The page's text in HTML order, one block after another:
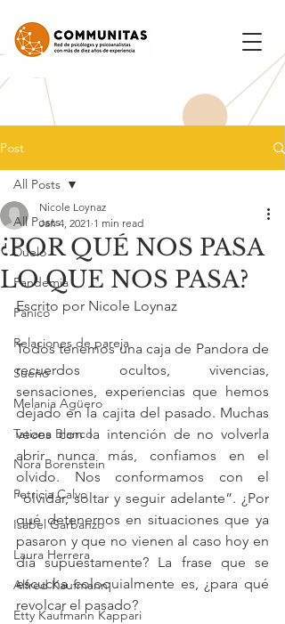
Post
All Posts
Duelo
Pandemia
Pánico
Relaciones de pareja
Sueño
Melania Agüero
Tatiana Blanco
Nora Borenstein
Patricia Calvo
Isabel Garbanzo
Laura Herrera
Alfred Kaufmann
Etty Kaufmann Kappari
All Posts
¿POR QUÉ NOS PASA
LO QUE NOS PASA?
Nicole Loynaz
Jan 4, 2021 1 min read
Escrito por Nicole Loynaz
Todos tenemos una caja de Pandora de
recuerdos ocultos, vivencias,
sensaciones, experiencias que hemos
dejado en la cajita del pasado. Muchas
veces con la intención de no volverla
abrir nunca más, confiamos en el
olvido. Nos conformamos con el
“olvidar, soltar y seguir adelante”. ¿Por
qué detenernos en situaciones que ya
pasaron y que no vienen al caso hoy en
día supuestamente? La frase que se
escucha coloquialmente es, ¿para qué
revolcar el pasado?